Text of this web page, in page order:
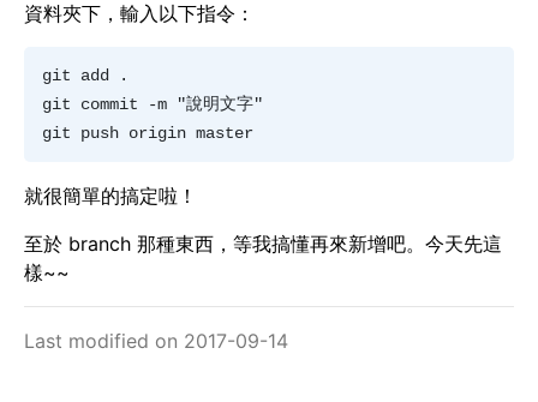
資料夾下，輸入以下指令：
git add .
git commit -m "說明文字"
就很簡單的搞定啦！
至於 branch 那種東西，等我搞懂再來新增吧。今天先這
樣~~
Last modified on 2017-09-14